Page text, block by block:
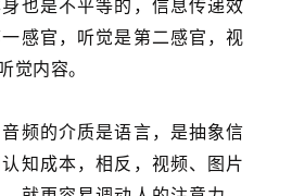
也是不平等的，信息传递效
感官，听觉是第二感官，视
觉内容。
频的介质是语言，是抽象信
知成本，相反，视频、图片